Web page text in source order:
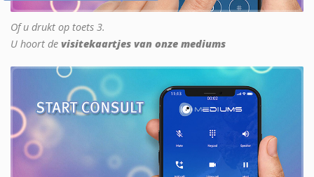
Of u drukt op toets 3.
U hoort de visitekaartjes van onze mediums